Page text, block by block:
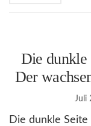
Die dunkle
Der
Juli
Die dunkle